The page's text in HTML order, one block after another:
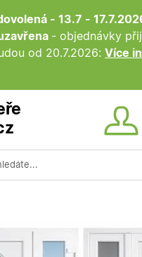
- 13.7 -
- objednávky
od 20.7.2026: Více